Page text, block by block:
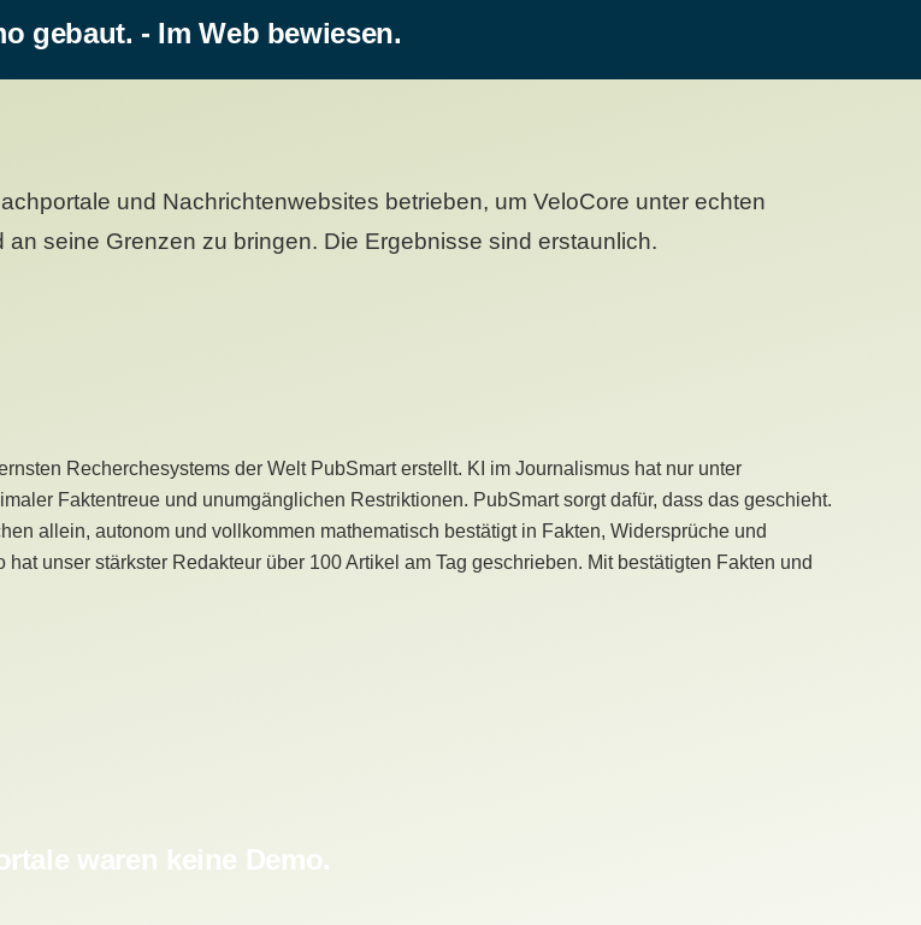
gebaut. - Im Web bewiesen.
und Nachrichtenwebsites betrieben, um VeloCore unter echten
seine Grenzen zu bringen. Die Ergebnisse sind erstaunlich.
Recherchesystems der Welt PubSmart erstellt. KI im Journalismus hat nur unter
Faktentreue und unumgänglichen Restriktionen. PubSmart sorgt dafür, dass das geschieht.
allein, autonom und vollkommen mathematisch bestätigt in Fakten, Widersprüche und
unser stärkster Redakteur über 100 Artikel am Tag geschrieben. Mit bestätigten Fakten und
waren keine Demo.